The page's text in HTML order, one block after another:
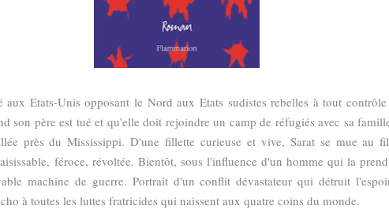
Etats-Unis opposant le Nord aux Etats sudistes rebelles à tout contrôle
son père est tué et qu'elle doit rejoindre un camp de réfugiés avec sa
près du Mississippi. D'une fillette curieuse et vive, Sarat se mue au
féroce, révoltée. Bientôt, sous l'influence d'un homme qui la
machine de guerre. Portrait d'un conflit dévastateur qui détruit
à toutes les luttes fratricides qui naissent aux quatre coins du monde.